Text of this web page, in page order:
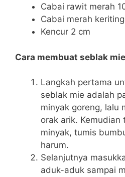
Cabai rawit merah
Cabai merah
Kencur 2 cm
Cara membuat seblak
Langkah pertama
seblak mie adalah
minyak goreng, lalu
orak arik. Kemudian
minyak, tumis
harum.
Selanjutnya
aduk-aduk sampai